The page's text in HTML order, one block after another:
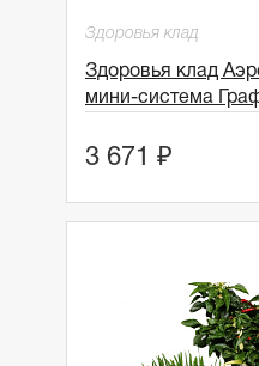
Здоровья клад
Здоровья клад
мини-система
3 671 ₽